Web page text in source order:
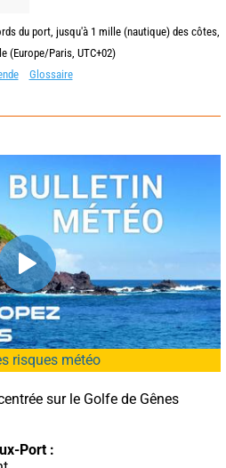
du port, jusqu'à 1 mille (nautique) des côtes,
(Europe/Paris, UTC+02)
Glossaire
risques météo
sur le Golfe de Gênes
Port :